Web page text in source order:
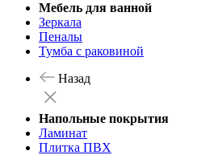
Мебель для ванной
Зеркала
Пеналы
Тумба с раковиной
Назад
Напольные покрытия
Ламинат
Плитка ПВХ